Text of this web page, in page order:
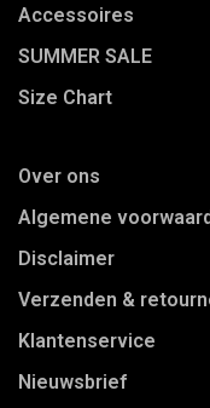
Accessoires
SUMMER SALE
Size Chart
Over ons
Algemene
Disclaimer
Verzenden &
Klantenservice
Nieuwsbrief